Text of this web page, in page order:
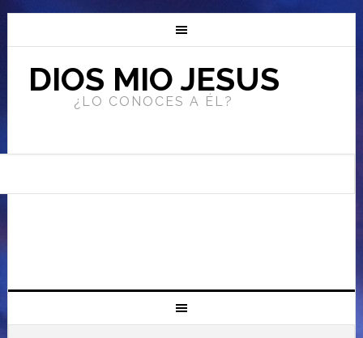
DIOS MIO JESUS
¿LO CONOCES A ÉL?